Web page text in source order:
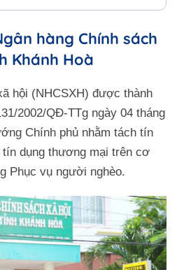
hàng Chính sách
Khánh Hoà
hội (NHCSXH) được thành
2002/QĐ-TTg ngày 04 tháng
Chính phủ nhằm tách tín
dụng thương mại trên cơ
Phục vụ người nghèo.